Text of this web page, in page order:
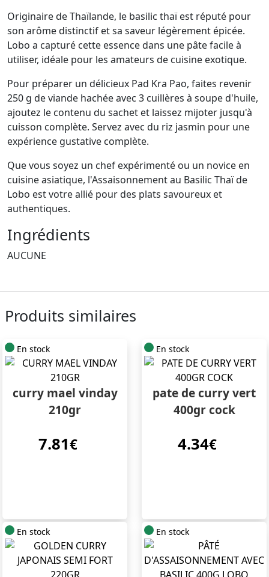
Originaire de Thaïlande, le basilic thaï est réputé pour
son arôme distinctif et sa saveur légèrement épicée.
Lobo a capturé cette essence dans une pâte facile à
utiliser, idéale pour les amateurs de cuisine exotique.
Pour préparer un délicieux Pad Kra Pao, faites revenir
250 g de viande hachée avec 3 cuillères à soupe d'huile,
ajoutez le contenu du sachet et laissez mijoter jusqu'à
cuisson complète. Servez avec du riz jasmin pour une
expérience gustative complète.
Que vous soyez un chef expérimenté ou un novice en
cuisine asiatique, l'Assaisonnement au Basilic Thaï de
Lobo est votre allié pour des plats savoureux et
authentiques.
Ingrédients
AUCUNE
Produits similaires
En stock
curry mael vinday
210gr
7.81€
En stock
pate de curry vert
400gr cock
4.34€
En stock En stock